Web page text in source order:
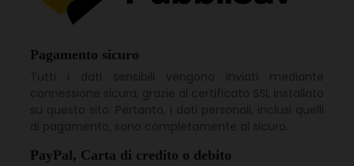
Pagamento sicuro
PayPal, Carta di credito o debito